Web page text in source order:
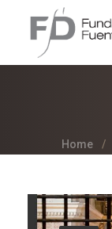
Noticias
Contacto
Home